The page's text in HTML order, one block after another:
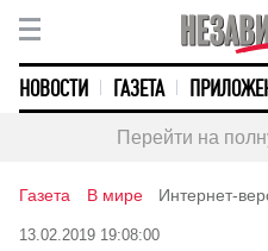
НОВОСТИ ГАЗЕТА
Перейти на
Газета В мире Интернет-
13.02.2019 19:08:00